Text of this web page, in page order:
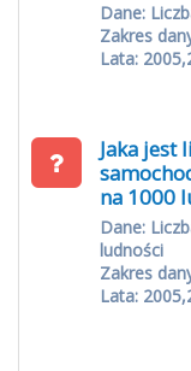
Dane:
Zakres
Lata:
Jaka jest
na 1000
Dane:
ludności
Zakres
Lata: